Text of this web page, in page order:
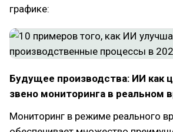
графике:
Будущее производства: ИИ как
звено мониторинга в реальном
Мониторинг в режиме реального